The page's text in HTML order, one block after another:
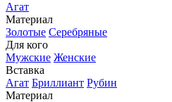
Агат
Материал
Золотые Серебряные
Для кого
Мужские Женские
Вставка
Агат Бриллиант Рубин
Материал